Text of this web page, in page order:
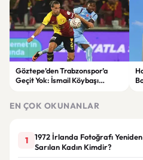
Göztepe’den Trabzonspor’a
Geçit Yok: İsmail Köybaşı
EN ÇOK OKUNANLAR
1
1972 İrlanda Fotoğrafı
Sarılan Kadın Kimdir?